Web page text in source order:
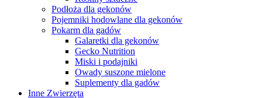
Podłoża dla gekonów
Pojemniki hodowlane dla gekonów
Pokarm dla gadów
Galaretki dla gekonów
Gecko Nutrition
Miski i podajniki
Owady suszone mielone
Suplementy dla gadów
Inne Zwierzęta